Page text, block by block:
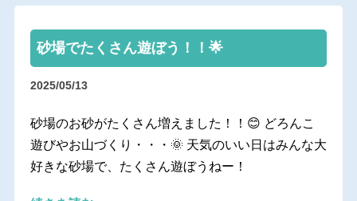
砂場でたくさん遊ぼう！！🌟
2025/05/13
砂場のお砂がたくさん増えました！！😊 どろんこ
遊びやお山づくり・・・🌞 天気のいい日はみんな大
好きな砂場で、たくさん遊ぼうねー！